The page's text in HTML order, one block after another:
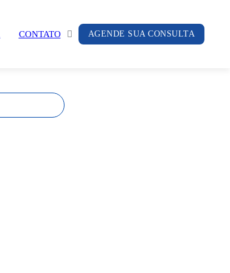
CONTATO AGENDE SUA CONSULTA